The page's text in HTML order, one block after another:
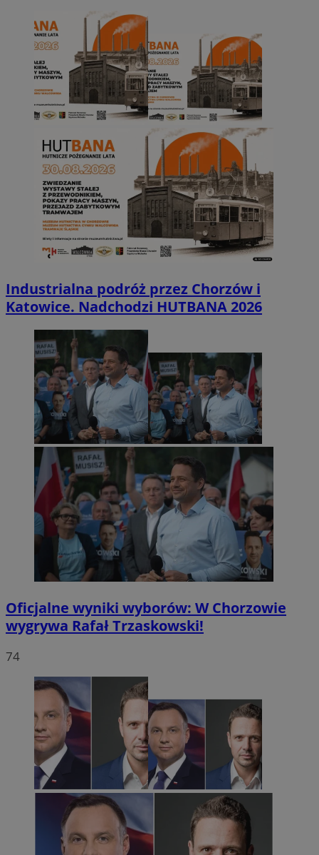
Industrialna podróż przez Chorzów i
Katowice. Nadchodzi HUTBANA 2026
Oficjalne wyniki wyborów: W Chorzowie
wygrywa Rafał Trzaskowski!
74